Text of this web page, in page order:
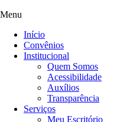
Menu
Início
Convênios
Institucional
Quem Somos
Acessibilidade
Auxílios
Transparência
Serviços
Meu Escritório